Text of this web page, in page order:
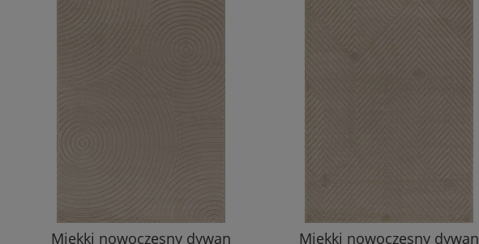
Miękki nowoczesny dywan
Miękki nowoczesny dywan